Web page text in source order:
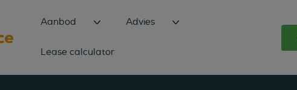
Aanbod Advies
Lease calculator